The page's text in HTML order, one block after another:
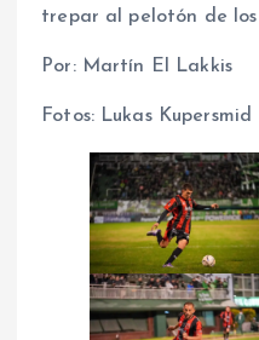
trepar al pelotón de los
Por: Martín El Lakkis
Fotos: Lukas Kupersmid